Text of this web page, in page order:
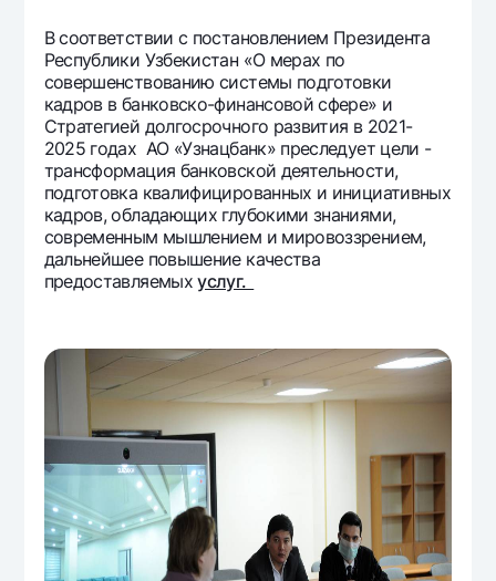
В соответствии с постановлением Президента
Республики Узбекистан «О мерах по
совершенствованию системы подготовки
кадров в банковско-финансовой сфере» и
Стратегией долгосрочного развития в 2021-
2025 годах АО «Узнацбанк» преследует цели -
трансформация банковской деятельности,
подготовка квалифицированных и инициативных
кадров, обладающих глубокими знаниями,
современным мышлением и мировоззрением,
дальнейшее повышение качества
предоставляемыхуслуг.